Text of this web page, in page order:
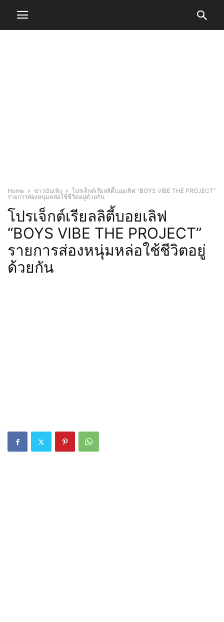
Home ข่าวบันเทิง
โปรเจ็กต์เรียลลิตี้บอยเลิฟ “BOYS VIBE THE PROJECT”
รายการส่องหนุ่มหล่อใช้ชีวิตอยู่ด้วยกัน
โปรเจ็กต์เรียลลิตี้บอยเลิฟ
“BOYS VIBE THE PROJECT”
รายการส่องหนุ่มหล่อใช้ชีวิตอยู่
ด้วยกัน